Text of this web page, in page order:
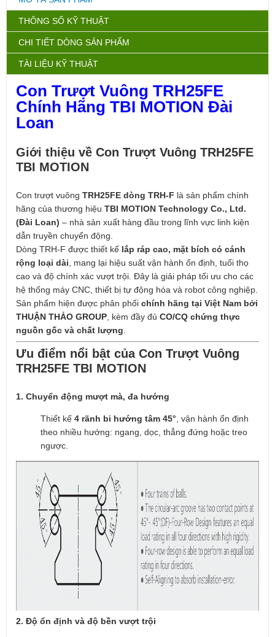
THÔNG SỐ KỸ THUẬT
CHI TIẾT DÒNG SẢN PHẨM
TÀI LIỆU KỸ THUẬT
Con Trượt Vuông TRH25FE
Chính Hãng TBI MOTION Đài
Loan
Giới thiệu về Con Trượt Vuông TRH25FE
TBI MOTION
Con trượt vuông TRH25FE dòng TRH-F là sản phẩm chính
hãng của thương hiệu TBI MOTION Technology Co., Ltd.
(Đài Loan) – nhà sản xuất hàng đầu trong lĩnh vực linh kiện
dẫn truyền chuyển động.
Dòng TRH-F được thiết kế lắp ráp cao, mặt bích có cánh
rộng loại dài , mang lại hiệu suất vận hành ổn định, tuổi thọ
cao và độ chính xác vượt trội. Đây là giải pháp tối ưu cho các
hệ thống máy CNC, thiết bị tự động hóa và robot công nghiệp.
Sản phẩm hiện được phân phối chính hãng tại Việt Nam bởi
THUẬN THẢO GROUP , kèm đầy đủ CO/CQ chứng thực
nguồn gốc và chất lượng
Ưu điểm nổi bật của Con Trượt Vuông
TRH25FE TBI MOTION
1. Chuyển động mượt mà, đa hướng
Thiết kế 4 rãnh bi hướng tâm 45° , vận hành ổn định
theo nhiều hướng: ngang, dọc, thẳng đứng hoặc treo
ngược.
2. Độ ổn định và độ bền vượt trội